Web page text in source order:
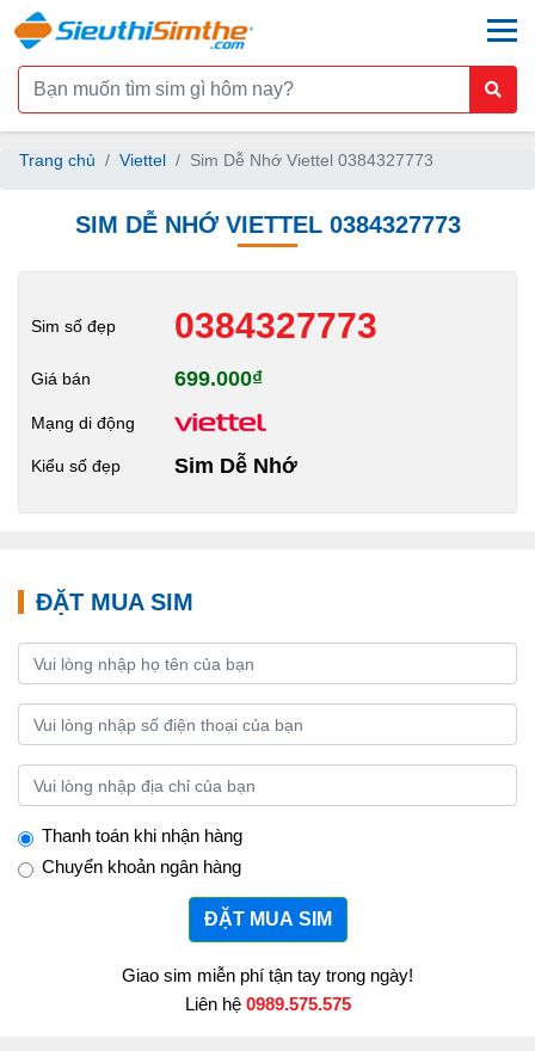
Trang chủ Viettel Sim Dễ Nhớ Viettel 0384327773
SIM DỄ NHỚ VIETTEL 0384327773
Sim số đẹp 0384327773
Giá bán 699.000₫
Mạng di động
Kiểu số đẹp Sim Dễ Nhớ
ĐẶT MUA SIM
Thanh toán khi nhận hàng
Chuyển khoản ngân hàng
ĐẶT MUA SIM
Giao sim miễn phí tận tay trong ngày!
Liên hệ 0989.575.575